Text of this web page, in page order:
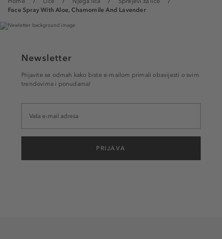
Face Spray With Aloe, Chamomile And Lavender
Newsletter
Prijavite se odmah kako biste e-mailom primali obavijesti o svim
trendovima i ponudama!
PRIJAVA